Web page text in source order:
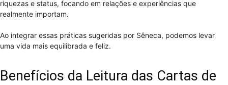
riquezas e status, focando em relações e experiências que
realmente importam.
Ao integrar essas práticas sugeridas por Sêneca, podemos levar
uma vida mais equilibrada e feliz.
Benefícios da Leitura das Cartas de